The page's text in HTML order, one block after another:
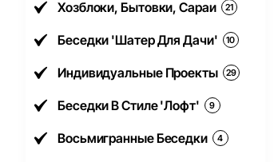
Хозблоки, Бытовки, Сараи 21
Беседки 'Шатер Для Дачи' 10
Индивидуальные Проекты 29
Беседки В Стиле 'Лофт' 9
Восьмигранные Беседки 4